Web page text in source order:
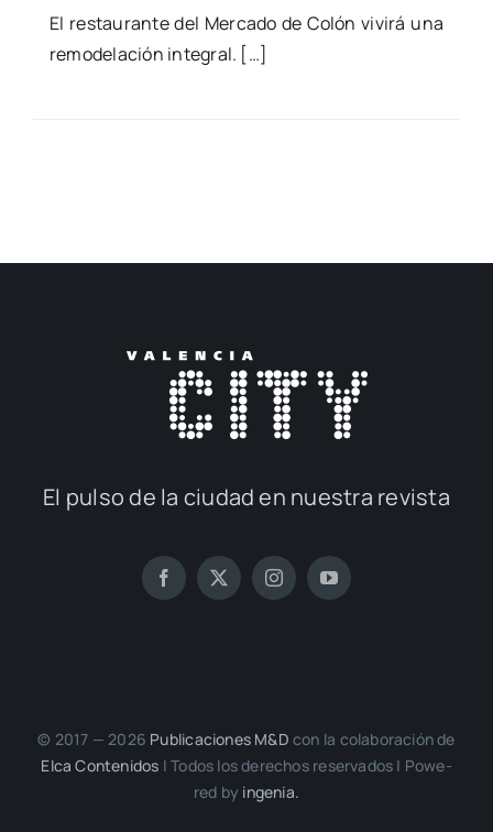
El res­tau­ran­te del Mer­ca­do de Colón vivi­rá una
remo­de­la­ción inte­gral. […]
El pul­so de la ciu­dad en nues­tra revis­ta
© 2017 — 2026 Publi­ca­cio­nes M&D con la cola­bo­ra­ción de
Elca Con­te­ni­dos | Todos los dere­chos reser­va­dos | Powe­
red by inge­nia.